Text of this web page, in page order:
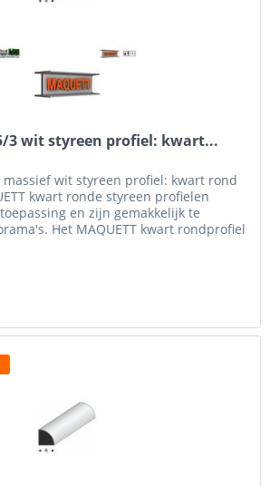
3 wit styreen profiel: kwart...
massief wit styreen profiel: kwart rond
kwart ronde styreen profielen
en zijn gemakkelijk te
Het MAQUETT kwart rondprofiel
Jigmenz en Vallejo....